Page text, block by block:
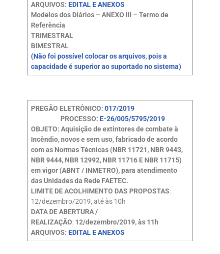
ARQUIVOS: EDITAL E ANEXOS
Modelos dos Diários – ANEXO III – Termo de
Referência
TRIMESTRAL
BIMESTRAL
(Não foi possível colocar os arquivos, pois a
capacidade é superior ao suportado no sistema)
PREGÃO ELETRÔNICO: 017/2019
PROCESSO: E-26/005/5795/2019
OBJETO: Aquisição de extintores de combate à
Incêndio, novos e sem uso, fabricado de acordo
com as Normas Técnicas (NBR 11721, NBR 9443,
NBR 9444, NBR 12992, NBR 11716 E NBR 11715)
em vigor (ABNT / INMETRO), para atendimento
das Unidades da Rede FAETEC.
LIMITE DE ACOLHIMENTO DAS PROPOSTAS:
12/dezembro/2019, até às 10h
DATA DE ABERTURA /
REALIZAÇÃO:12/dezembro/2019, às 11h
ARQUIVOS: EDITAL E ANEXOS